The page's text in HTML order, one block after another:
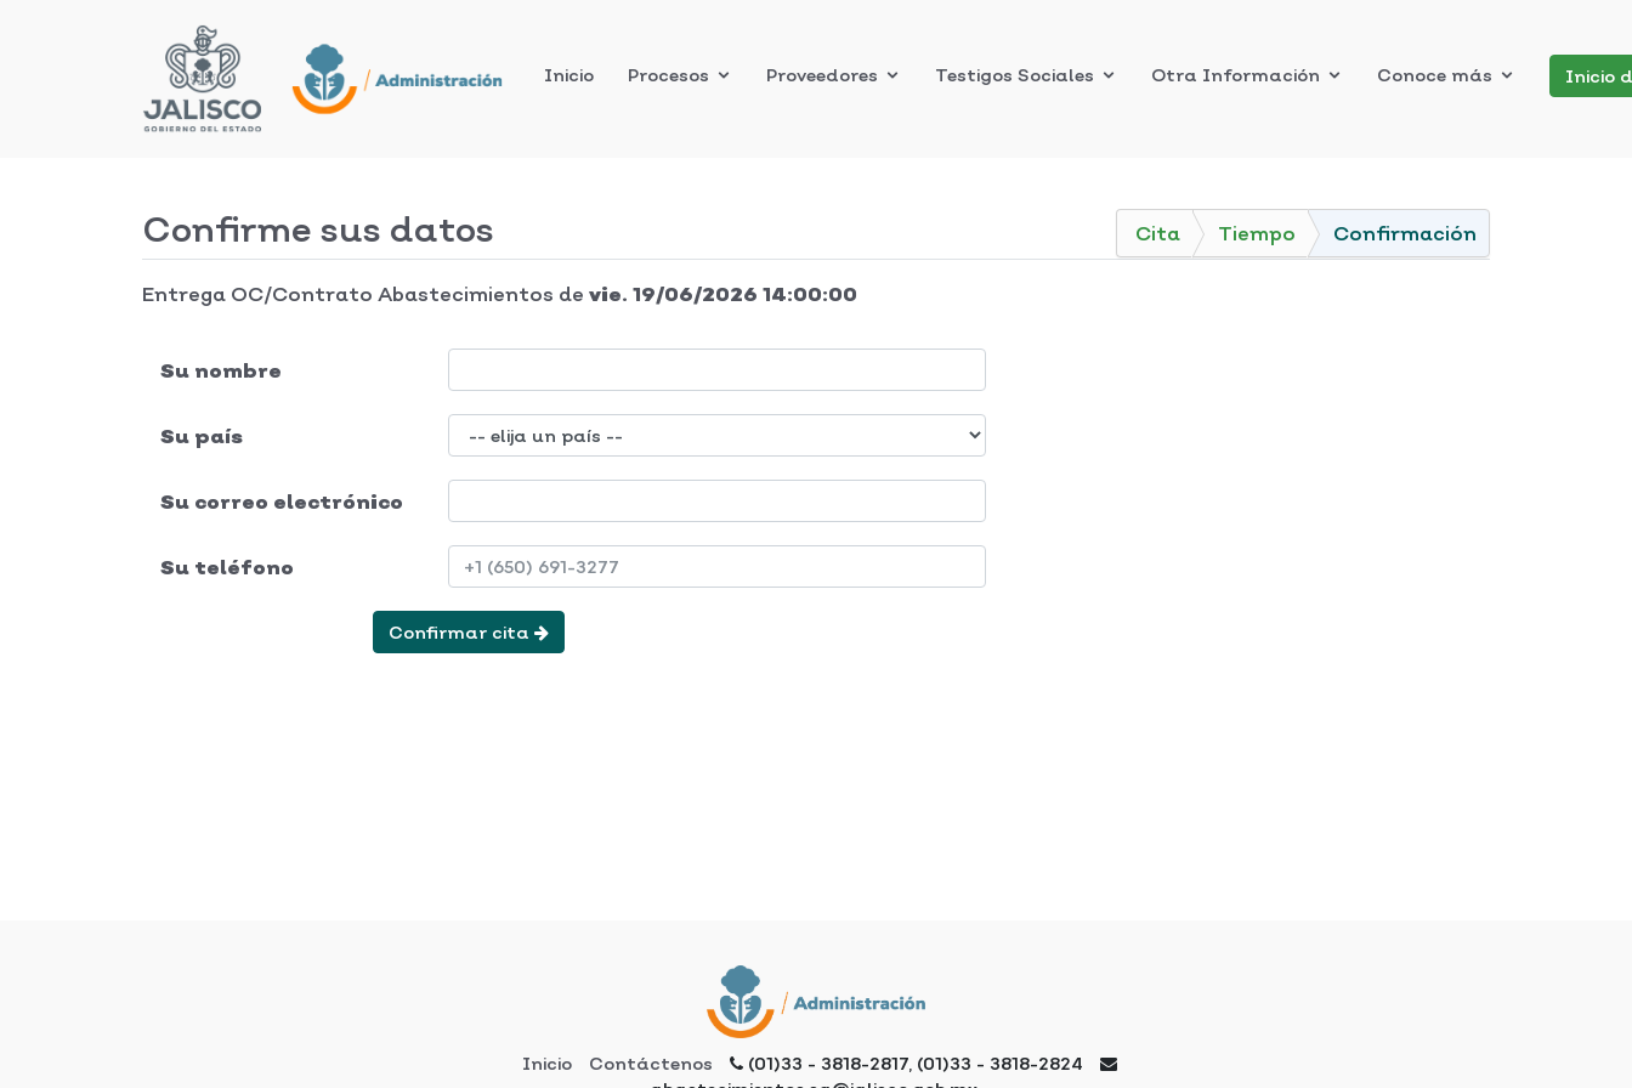
Inicio Procesos Proveedores Testigos Sociales Otra Información Conoce más Inicio
Cita Tiempo Confirmación
Confirme sus datos
Entrega OC/Contrato Abastecimientos de vie. 19/06/2026 14:00:00
Su nombre
Su país
Su correo electrónico
Su teléfono
Confirmar cita
Inicio Contáctenos
(01)33 - 3818-2817, (01)33 - 3818-2824